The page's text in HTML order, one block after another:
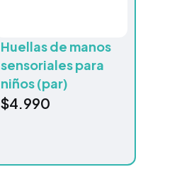
Huellas de manos
sensoriales para
niños (par)
$4.990